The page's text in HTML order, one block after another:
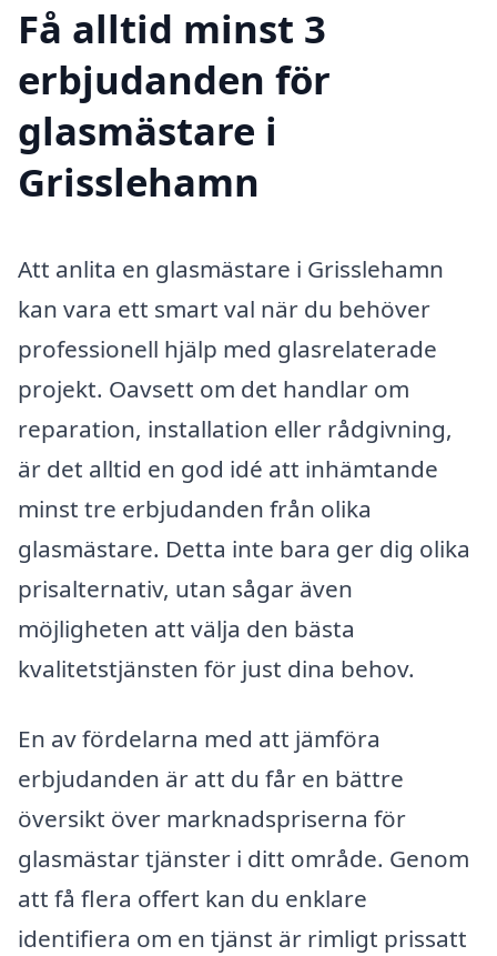
Få alltid minst 3
erbjudanden för
glasmästare i
Grisslehamn
Att anlita en glasmästare i Grisslehamn
kan vara ett smart val när du behöver
professionell hjälp med glasrelaterade
projekt. Oavsett om det handlar om
reparation, installation eller rådgivning,
är det alltid en god idé att inhämtande
minst tre erbjudanden från olika
glasmästare. Detta inte bara ger dig olika
prisalternativ, utan sågar även
möjligheten att välja den bästa
kvalitetstjänsten för just dina behov.
En av fördelarna med att jämföra
erbjudanden är att du får en bättre
översikt över marknadspriserna för
glasmästar tjänster i ditt område. Genom
att få flera offert kan du enklare
identifiera om en tjänst är rimligt prissatt